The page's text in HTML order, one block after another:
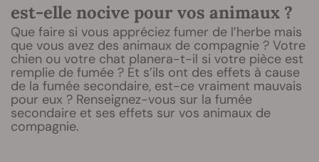
est-elle nocive pour vos animaux ?
Que faire si vous appréciez fumer de l’herbe mais
que vous avez des animaux de compagnie ? Votre
chien ou votre chat planera-t-il si votre pièce est
remplie de fumée ? Et s’ils ont des effets à cause
de la fumée secondaire, est-ce vraiment mauvais
pour eux ? Renseignez-vous sur la fumée
secondaire et ses effets sur vos animaux de
compagnie.